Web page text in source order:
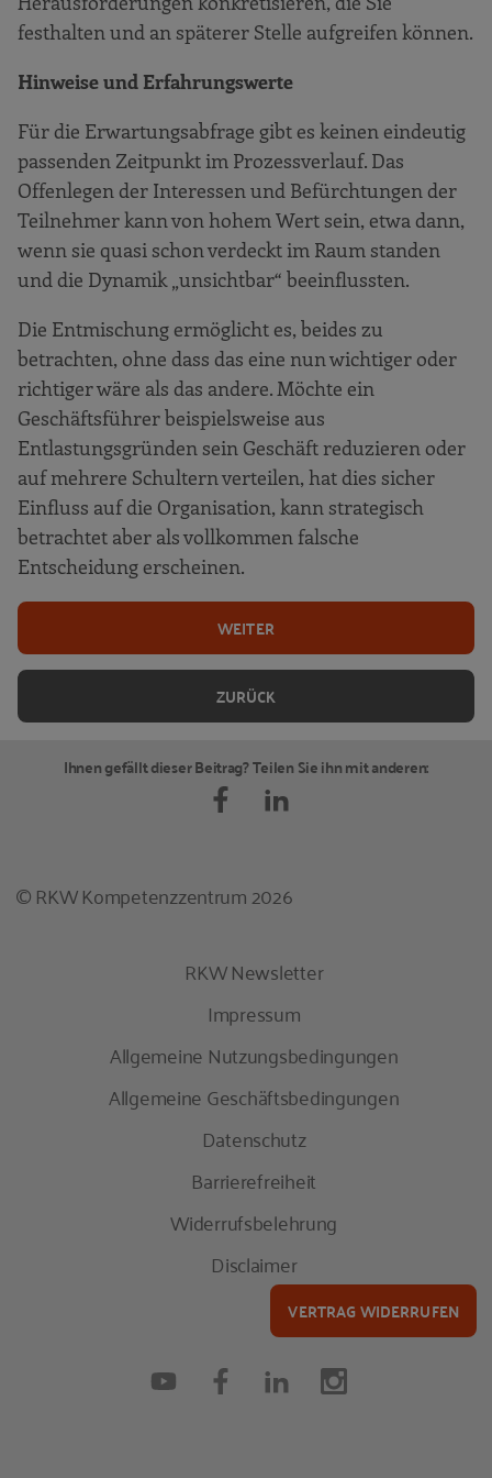
festhalten und an späterer Stelle aufgreifen können.
Hinweise und Erfahrungswerte
Für die Erwartungsabfrage gibt es keinen eindeutig
passenden Zeitpunkt im Prozessverlauf. Das
Offenlegen der Interessen und Befürchtungen der
Teilnehmer kann von hohem Wert sein, etwa dann,
wenn sie quasi schon verdeckt im Raum standen
und die Dynamik „unsichtbar“ beeinflussten.
Die Entmischung ermöglicht es, beides zu
betrachten, ohne dass das eine nun wichtiger oder
richtiger wäre als das andere. Möchte ein
Geschäftsführer beispielsweise aus
Entlastungsgründen sein Geschäft reduzieren oder
auf mehrere Schultern verteilen, hat dies sicher
Einfluss auf die Organisation, kann strategisch
betrachtet aber als vollkommen falsche
Entscheidung erscheinen.
ZURÜCK
WEITER
Ihnen gefällt dieser Beitrag? Teilen Sie ihn mit anderen:
© RKW Kompetenzzentrum 2026
RKW Newsletter
Impressum
Allgemeine Nutzungsbedingungen
Allgemeine Geschäftsbedingungen
Datenschutz
Barrierefreiheit
Widerrufsbelehrung
Disclaimer
VERTRAG WIDERRUFEN